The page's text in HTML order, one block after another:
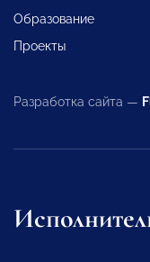
Образование
Проекты
Разработка сайта —